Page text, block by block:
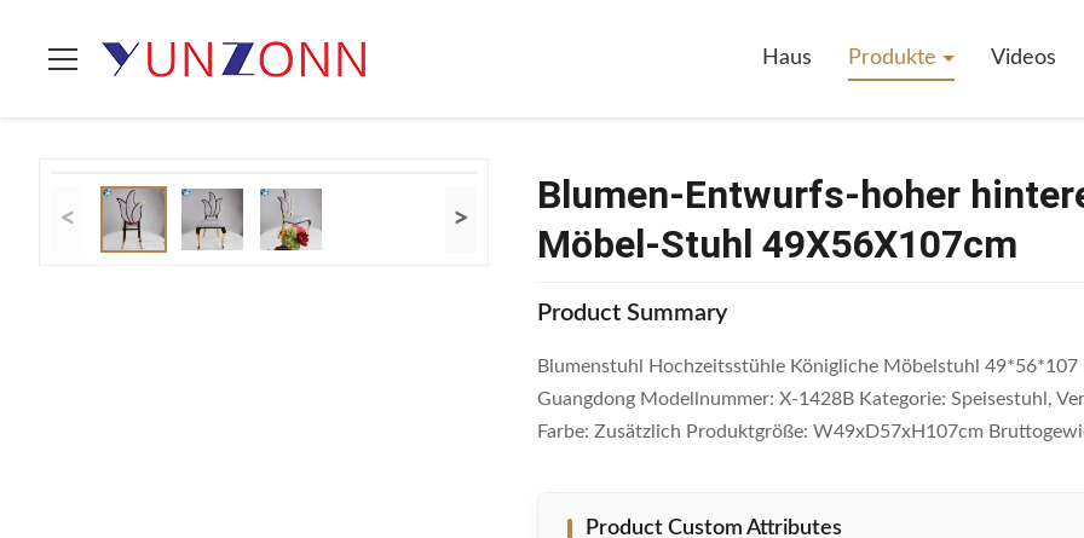
Haus Produkte Videos
< >
Blumen-Entwurfs-hoher
Möbel-Stuhl 49X56X107cm
Product Summary
Blumenstuhl Hochzeitsstühle Königliche Möbelstuhl
Guangdong Modellnummer: X-1428B Kategorie: Speisestuhl,
Farbe: Zusätzlich Produktgröße: W49xD57xH107cm
Product Custom Attributes